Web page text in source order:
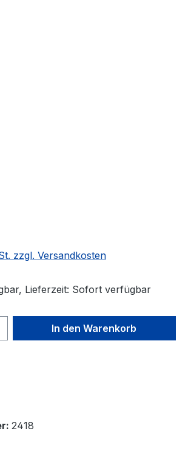
zzgl. Versandkosten
Lieferzeit: Sofort verfügbar
Gib den
In den Warenkorb
2418